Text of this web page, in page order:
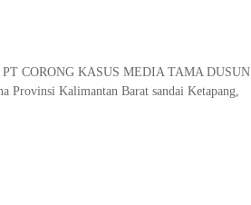
CORONG KASUS MEDIA TAMA DUSUN
Provinsi Kalimantan Barat sandai Ketapang,